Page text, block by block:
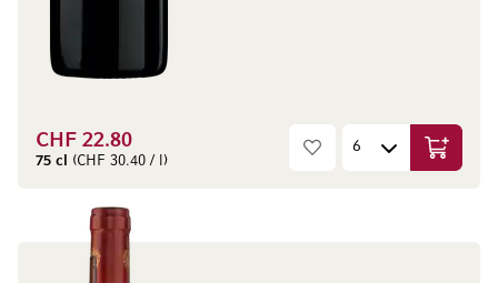
CHF 22.80
75 cl (CHF 30.40 / l) In den